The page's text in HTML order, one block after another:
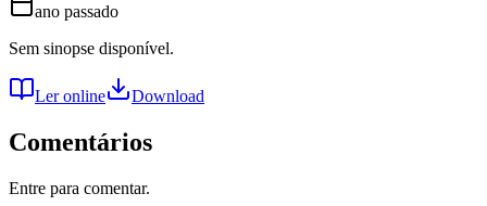
ano passado
Sem sinopse disponível.
Ler online Download
Comentários
Entre para comentar.